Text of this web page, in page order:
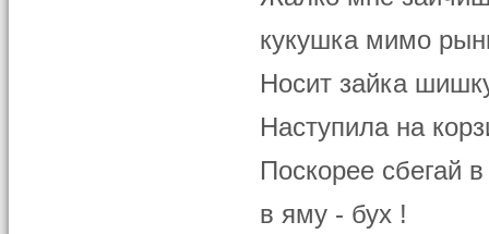
кукушка мимо
Носит зайка
Наступила на
Поскорее сбегай
в яму - бух !